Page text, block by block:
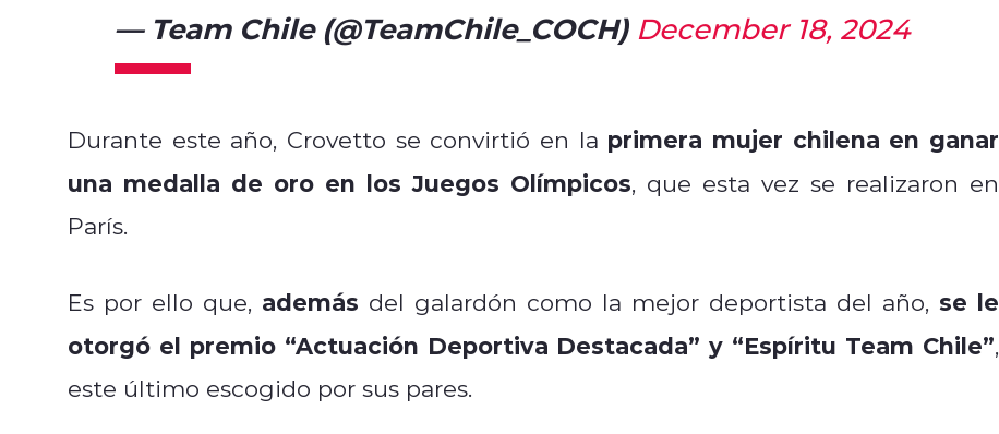
— Team Chile (@TeamChile_COCH) December 18, 2024
Durante este año, Crovetto se convirtió en la primera mujer chilena en ganar
una medalla de oro en los Juegos Olímpicos, que esta vez se realizaron en
París.
Es por ello que, además del galardón como la mejor deportista del año, se le
otorgó el premio “Actuación Deportiva Destacada” y “Espíritu Team Chile”,
este último escogido por sus pares.